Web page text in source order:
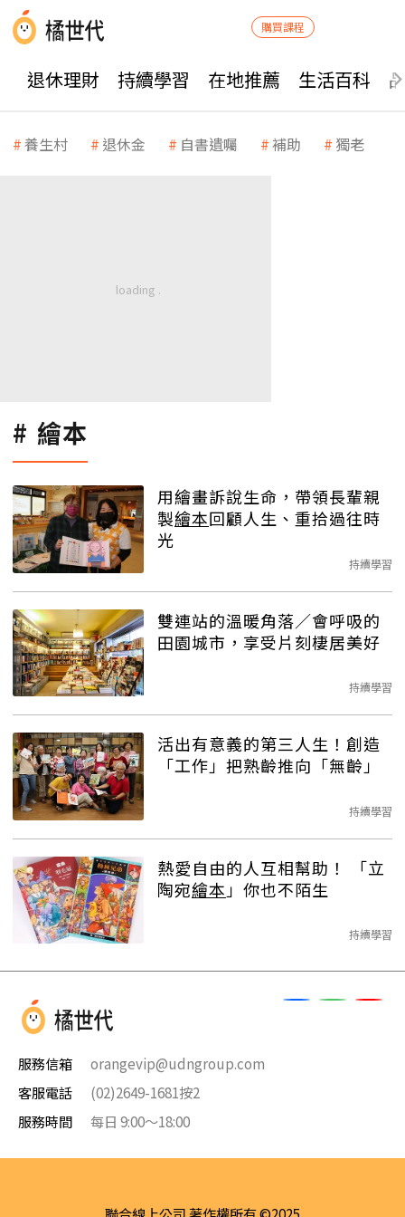
購買課程
退休理財 持續學習 在地推薦 生活百科
養生村 退休金 自書遺囑 補助 獨老
繪本
用繪畫訴說生命，帶領長輩親
製繪本回顧人生、重拾過往時
光
持續學習
雙連站的溫暖角落／會呼吸的
田園城市，享受片刻棲居美好
持續學習
活出有意義的第三人生！創造
「工作」把熟齡推向「無齡」
持續學習
熱愛自由的人互相幫助！ 「立
陶宛繪本 」你也不陌生
持續學習
服務信箱
orangevip@udngroup.com
客服電話
(02)2649-1681按2
服務時間
每日 9:00～18:00